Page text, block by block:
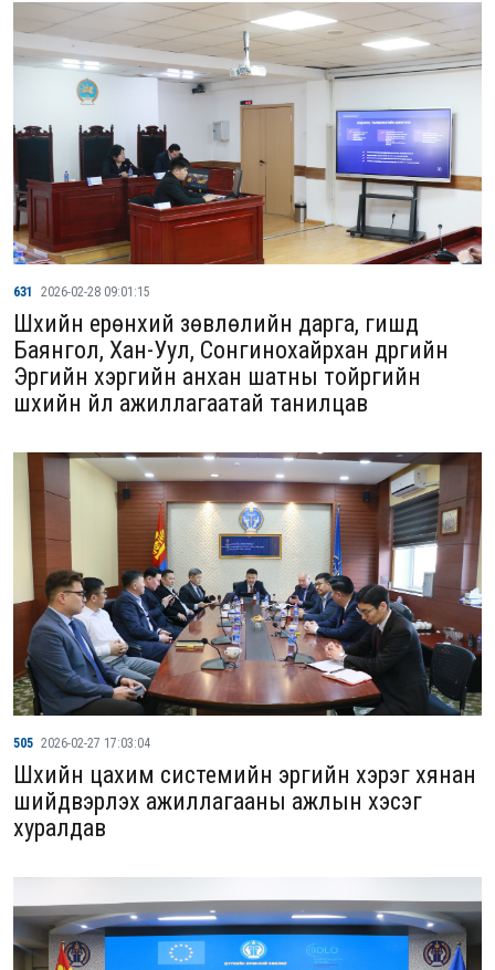
631 2026-02-28 09:01:15
Шүүхийн ерөнхий зөвлөлийн дарга, гишүүд
Баянгол, Хан-Уул, Сонгинохайрхан дүүргийн
Эрүүгийн хэргийн анхан шатны тойргийн
шүүхийн үйл ажиллагаатай танилцав
505 2026-02-27 17:03:04
Шүүхийн цахим системийн эрүүгийн хэрэг хянан
шийдвэрлэх ажиллагааны ажлын хэсэг
хуралдав